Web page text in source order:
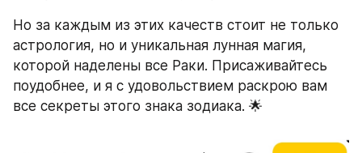
Но за каждым из этих качеств стоит не только
астрология, но и уникальная лунная магия,
которой наделены все Раки. Присаживайтесь
поудобнее, и я с удовольствием раскрою вам
все секреты этого знака зодиака. 🌟